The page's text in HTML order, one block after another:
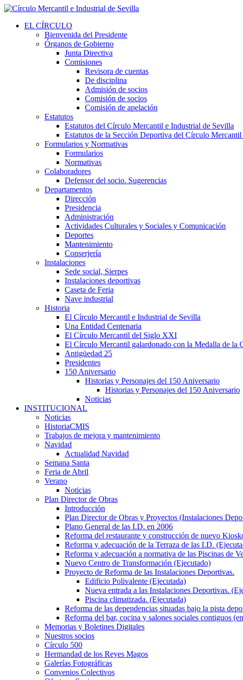
EL CÍRCULO
Bienvenida del Presidente
Órganos de Gobierno
Junta Directiva
Comisiones
Revisora de cuentas
De disciplina
Admisión de socios
Comisión de socios
Comisión de apelación
Estatutos
Estatutos del Círculo Mercantil e Industrial de Sevilla
Estatutos de la Sección Deportiva del Círculo
Formularios y Normativas
Formularios
Normativas
Colaboradores
Defensor del socio. Sugerencias
Departamentos
Dirección
Presidencia
Administración
Actividades Culturales y Sociales y Comunicación
Deportes
Mantenimiento
Conserjería
Instalaciones
Sede social, Sierpes
Instalaciones deportivas
Caseta de Feria
Nave industrial
Historia
El Círculo Mercantil e Industrial de Sevilla
Una Entidad Centenaria
El Círculo Mercantil del Siglo XXI
El Círculo Mercantil galardonado con la Medalla de la
Antigüedad 25
Presidentes
150 Aniversario
Historias y Personajes del 150 Aniversario
Historias y Personajes del 150 Aniversario
Noticias
INSTITUCIONAL
Noticias
HistoriaCMIS
Trabajos de mejora y mantenimiento
Navidad
Actualidad Navidad
Semana Santa
Feria de Abril
Verano
Noticias
Plan Director de Obras
Introducción
Plan Director de Obras y Proyectos (Instalaciones
Plano General de las I.D. en 2006
Reforma del restaurante y construcción de nuevo
Reforma y adecuación de la Terraza de las I.D.
Reforma y adecuación a normativa de las Piscinas de
Nuevo Centro de Transformación (Ejecutado)
Proyecto de Reforma de las Instalaciones Deportivas.
Edificio Polivalente (Ejecutada)
Nueva entrada a las Instalaciones Deportivas.
Piscina climatizada. (Ejecutada)
Reforma de las dependencias situadas bajo la pista
Reforma del bar, cocina y salones sociales contiguos
Memorias y Boletines Digitales
Nuestros socios
Círculo 500
Hermandad de los Reyes Magos
Galerías Fotográficas
Convenios Colectivos